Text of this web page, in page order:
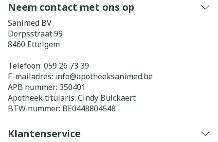
Neem contact met ons op
Sanimed BV
Dorpsstraat 99
8460 Ettelgem
Telefoon: 059 26 73 39
E-mailadres: info@apotheeksanimed.be
APB nummer: 350401
Apotheek titularis: Cindy Bulckaert
BTW nummer: BE0448804548
Klantenservice